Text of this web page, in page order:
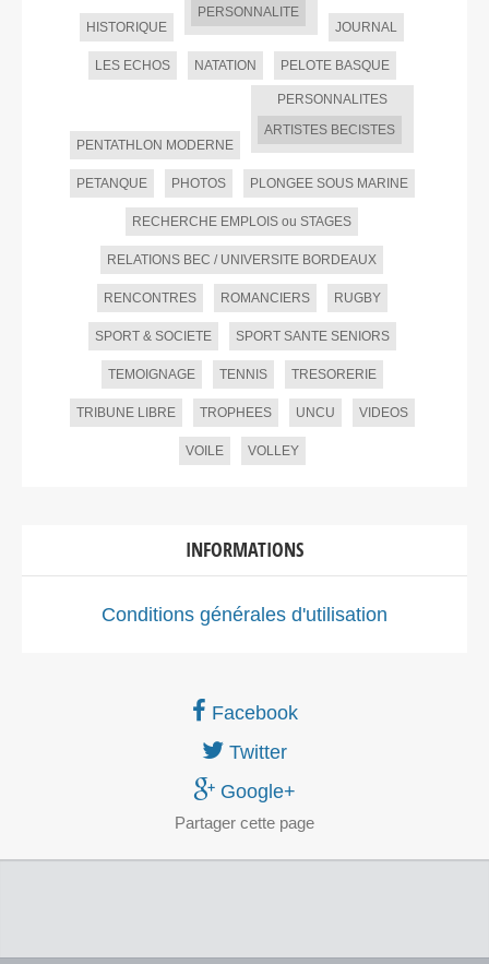
HISTORIQUE
PERSONNALITE
JOURNAL
LES ECHOS NATATION PELOTE BASQUE
PENTATHLON MODERNE
PERSONNALITES
ARTISTES BECISTES
PETANQUE PHOTOS PLONGEE SOUS MARINE
RECHERCHE EMPLOIS ou STAGES
RELATIONS BEC / UNIVERSITE BORDEAUX
RENCONTRES ROMANCIERS RUGBY
SPORT & SOCIETE SPORT SANTE SENIORS
TEMOIGNAGE TENNIS TRESORERIE
TRIBUNE LIBRE TROPHEES UNCU VIDEOS
VOILE VOLLEY
INFORMATIONS
Conditions générales d'utilisation
Facebook
Twitter
Google+
Partager cette page